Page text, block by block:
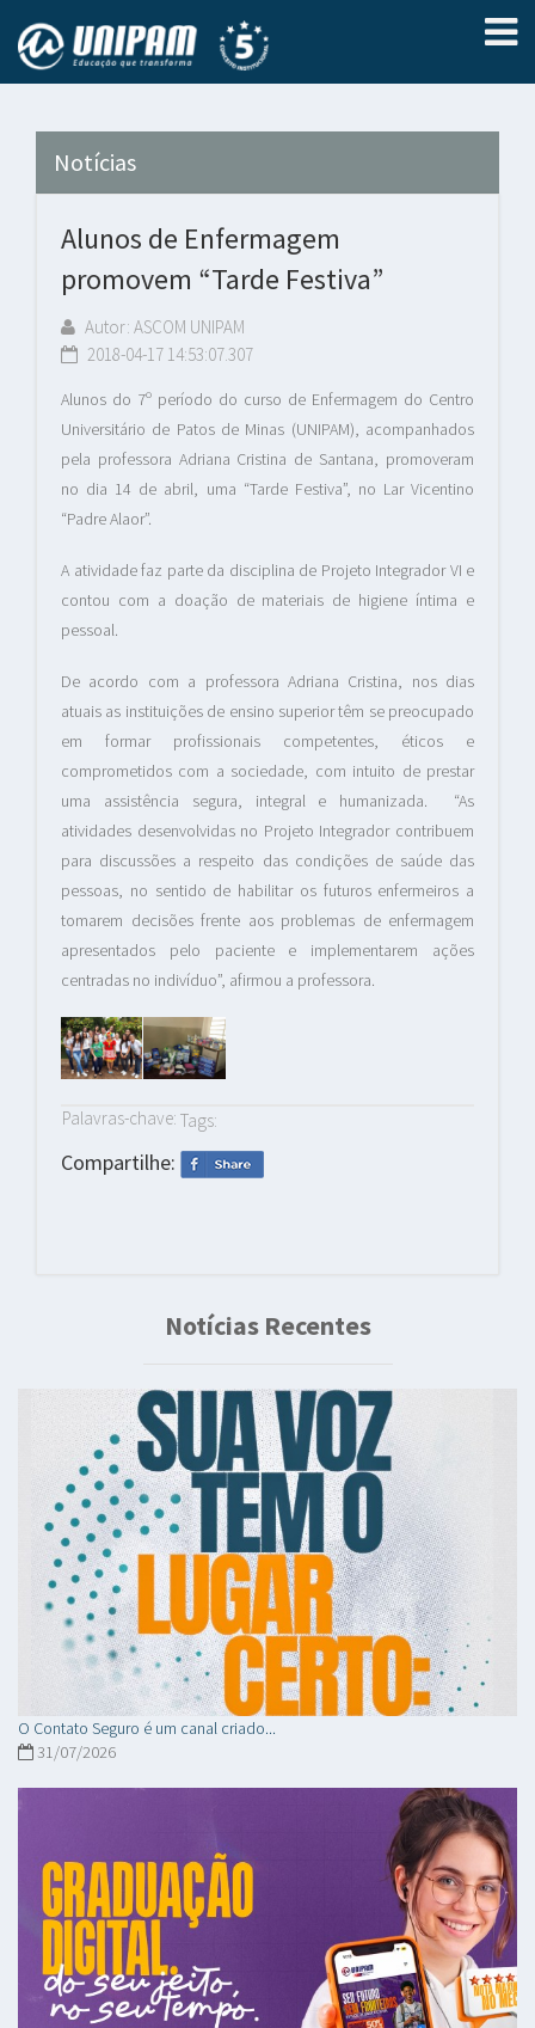
Notícias
Alunos de Enfermagem
promovem “Tarde Festiva”
Autor: ASCOM UNIPAM
2018-04-17 14:53:07.307
Alunos do 7º período do curso de Enfermagem do Centro
Universitário de Patos de Minas (UNIPAM), acompanhados
pela professora Adriana Cristina de Santana, promoveram
no dia 14 de abril, uma “Tarde Festiva”, no Lar Vicentino
“Padre Alaor”.
A atividade faz parte da disciplina de Projeto Integrador VI e
contou com a doação de materiais de higiene íntima e
pessoal.
De acordo com a professora Adriana Cristina, nos dias
atuais as instituições de ensino superior têm se preocupado
em formar profissionais competentes, éticos e
comprometidos com a sociedade, com intuito de prestar
uma assistência segura, integral e humanizada. “As
atividades desenvolvidas no Projeto Integrador contribuem
para discussões a respeito das condições de saúde das
pessoas, no sentido de habilitar os futuros enfermeiros a
tomarem decisões frente aos problemas de enfermagem
apresentados pelo paciente e implementarem ações
centradas no indivíduo”, afirmou a professora.
Palavras-chave: Tags:
Compartilhe:
Notícias Recentes
O Contato Seguro é um canal criado...
31/07/2026